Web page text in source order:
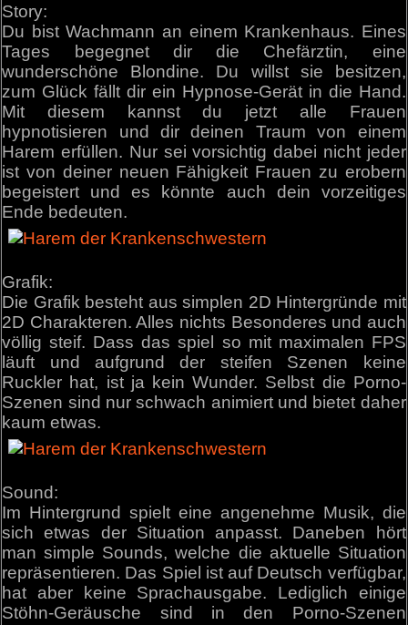
Story:
Du bist Wachmann an einem Krankenhaus. Eines
Tages begegnet dir die Chefärztin, eine
wunderschöne Blondine. Du willst sie besitzen,
zum Glück fällt dir ein Hypnose-Gerät in die Hand.
Mit diesem kannst du jetzt alle Frauen
hypnotisieren und dir deinen Traum von einem
Harem erfüllen. Nur sei vorsichtig dabei nicht jeder
ist von deiner neuen Fähigkeit Frauen zu erobern
begeistert und es könnte auch dein vorzeitiges
Ende bedeuten.
Grafik:
Die Grafik besteht aus simplen 2D Hintergründe mit
2D Charakteren. Alles nichts Besonderes und auch
völlig steif. Dass das spiel so mit maximalen FPS
läuft und aufgrund der steifen Szenen keine
Ruckler hat, ist ja kein Wunder. Selbst die Porno-
Szenen sind nur schwach animiert und bietet daher
kaum etwas.
Sound:
Im Hintergrund spielt eine angenehme Musik, die
sich etwas der Situation anpasst. Daneben hört
man simple Sounds, welche die aktuelle Situation
repräsentieren. Das Spiel ist auf Deutsch verfügbar,
hat aber keine Sprachausgabe. Lediglich einige
Stöhn-Geräusche sind in den Porno-Szenen